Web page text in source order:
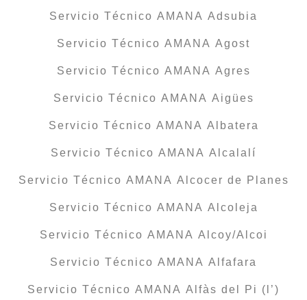
Servicio Técnico AMANA Adsubia
Servicio Técnico AMANA Agost
Servicio Técnico AMANA Agres
Servicio Técnico AMANA Aigües
Servicio Técnico AMANA Albatera
Servicio Técnico AMANA Alcalalí
Servicio Técnico AMANA Alcocer de Planes
Servicio Técnico AMANA Alcoleja
Servicio Técnico AMANA Alcoy/Alcoi
Servicio Técnico AMANA Alfafara
Servicio Técnico AMANA Alfàs del Pi (l’)